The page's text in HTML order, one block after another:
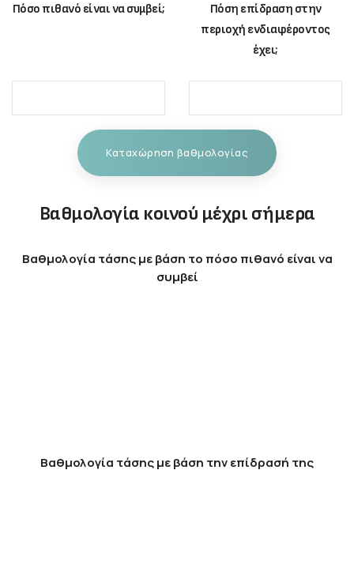
Πόσο πιθανό είναι να συμβεί;
Πόση επίδραση στην
περιοχή ενδιαφέροντος
έχει;
Καταχώρηση βαθμολογίας
Βαθμολογία κοινού μέχρι σήμερα
Βαθμολογία τάσης με βάση το πόσο πιθανό είναι να
συμβεί
Βαθμολογία τάσης με βάση την επίδρασή της